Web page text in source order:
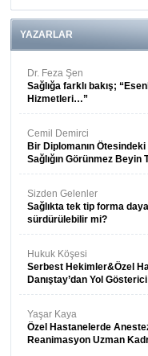
YAZARLAR
Dr. Feza Şen
Sağlığa farklı bakış;
Hizmetleri…”
Cemil Demirci
Bir Diplomanın
Sağlığın Görünmez Beyin
Sizden Gelenler
Sağlıkta tek tip forma
sürdürülebilir mi?
Hukuk Köşesi
Serbest Hekimler&Özel
Danıştay’dan Yol
Yaşar Kaya
Özel Hastanelerde
Reanimasyon Uzman